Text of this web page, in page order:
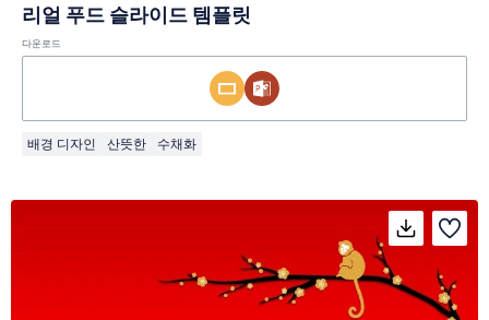
리얼 푸드 슬라이드 템플릿
다운로드
배경 디자인 산뜻한 수채화